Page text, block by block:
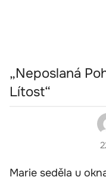
„Neposlaná
Lítost“
Marie seděla u